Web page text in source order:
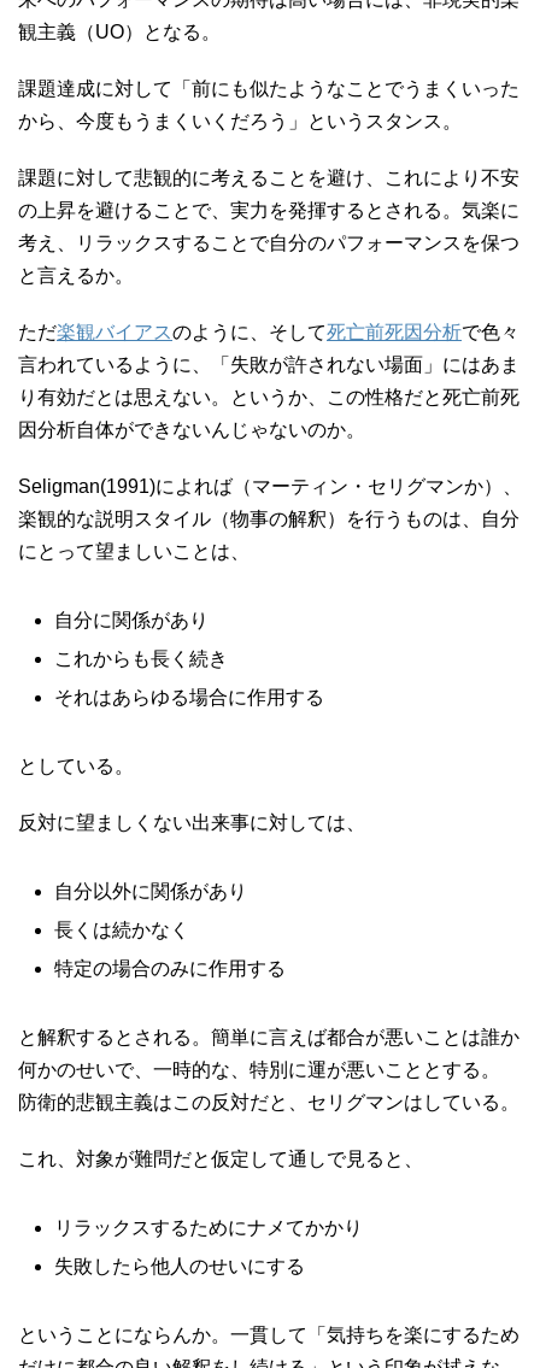
観主義（UO）となる。
課題達成に対して「前にも似たようなことでうまくいった
から、今度もうまくいくだろう」というスタンス。
課題に対して悲観的に考えることを避け、これにより不安
の上昇を避けることで、実力を発揮するとされる。気楽に
考え、リラックスすることで自分のパフォーマンスを保つ
と言えるか。
ただ楽観バイアスのように、そして死亡前死因分析で色々
言われているように、「失敗が許されない場面」にはあま
り有効だとは思えない。というか、この性格だと死亡前死
因分析自体ができないんじゃないのか。
Seligman(1991)によれば（マーティン・セリグマンか）、
楽観的な説明スタイル（物事の解釈）を行うものは、自分
にとって望ましいことは、
自分に関係があり
これからも長く続き
それはあらゆる場合に作用する
としている。
反対に望ましくない出来事に対しては、
自分以外に関係があり
長くは続かなく
特定の場合のみに作用する
と解釈するとされる。簡単に言えば都合が悪いことは誰か
何かのせいで、一時的な、特別に運が悪いこととする。
防衛的悲観主義はこの反対だと、セリグマンはしている。
これ、対象が難問だと仮定して通しで見ると、
リラックスするためにナメてかかり
失敗したら他人のせいにする
ということにならんか。一貫して「気持ちを楽にするため